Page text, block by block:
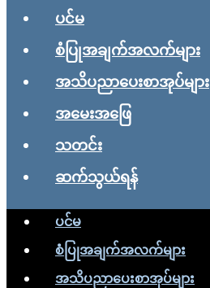
ပင်မ
စံပြုအချက်အလက်များ
အသိပညာပေးစာအုပ်များ
အမေးအဖြေ
သတင်း
ဆက်သွယ်ရန်
ပင်မ
စံပြုအချက်အလက်များ
အသိပညာပေးစာအုပ်များ